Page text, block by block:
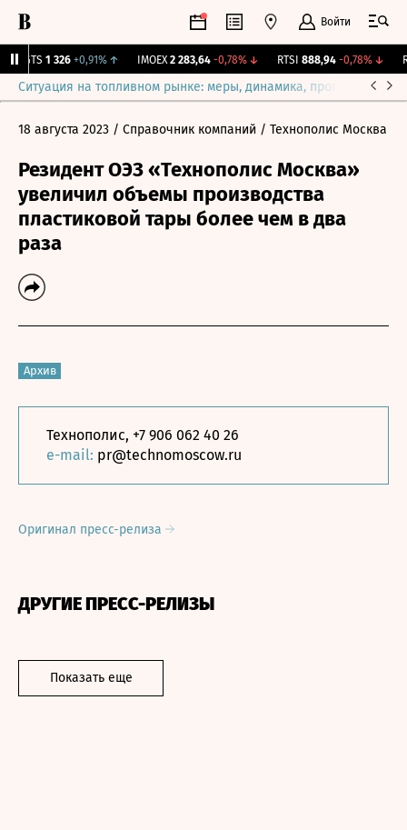
Войти
MGTS 1 326 +0,91% ↑ IMOEX 2 283,64 -0,78%↓ RTSI 888,94 -0,78%↓
Ситуация на топливном рынке: меры, динамика, прогнозы
18 августа 2023 / Справочник компаний / Технополис Москва
Резидент ОЭЗ «Технополис Москва»
увеличил объемы производства
пластиковой тары более чем в два
раза
Архив
Технополис, +7 906 062 40 26
e-mail: pr@technomoscow.ru
Оригинал пресс-релиза
ДРУГИЕ ПРЕСС-РЕЛИЗЫ
Показать еще